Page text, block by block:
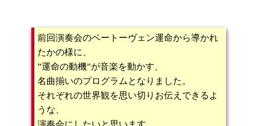
前回演奏会のベートーヴェン運命から導かれ
たかの様に、
”運命の動機”が音楽を動かす、
名曲揃いのプログラムとなりました。
それぞれの世界観を思い切りお伝えできるよ
うな、
演奏会にしたいと思います。